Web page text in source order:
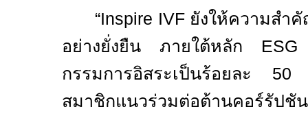
“Inspire IVF ยังให้ความสำ
อย่างยั่งยืน ภายใต้หลัก
กรรมการอิสระเป็นร้อยละ
สมาชิกแนวร่วมต่อต้านคอร์รัป